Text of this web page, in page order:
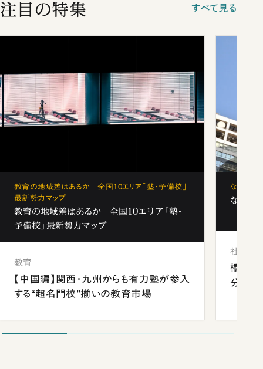
注目の特集 すべて見る
教育の地域差はあるか 全国10エリア「塾・予備校」
最新勢力マップ
教育の地域差はあるか 全国10エリア「塾・
予備校」最新勢力マップ
教育
【中国編】関西・九州からも有力塾が参入
する“超名門校”揃いの教育市場
なぜ「フ
なぜ「
社会
橋本愛
分 佐